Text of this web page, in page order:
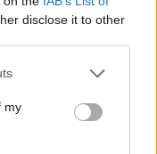
disclose it to other
or more Google
You may click to
third-party tags to
in below Google
my